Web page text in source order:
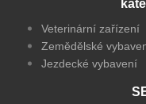
Veterinární zařízení
Zemědělské
Jezdecké vybavení